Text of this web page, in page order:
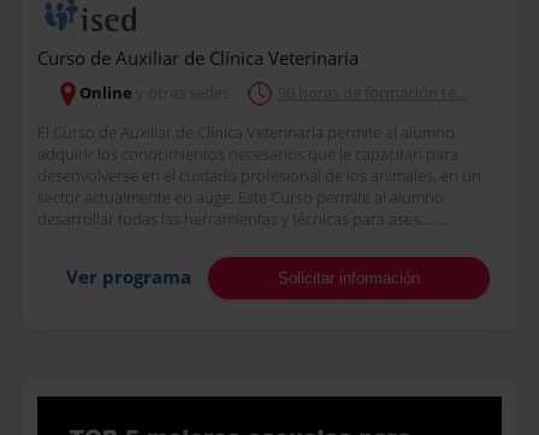
Curso de Auxiliar de Clínica Veterinaria
Online
El Curso de Auxiliar de Clínica Veterinaria permite al alumno
adquirir los conocimientos necesarios que le capacitan para
desenvolverse en el cuidado profesional de los animales, en un
sector actualmente en auge. Este Curso permite al alumno
desarrollar todas las herramientas y técnicas para ases... ....
Ver programa Solicitar información